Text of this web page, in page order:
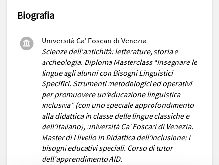
Biografia
Università Ca' Foscari di Venezia
Scienze dell'antichità: letterature, storia e
archeologia. Diploma Masterclass “Insegnare le
lingue agli alunni con Bisogni Linguistici
Specifici. Strumenti metodologici ed operativi
per promuovere un’educazione linguistica
inclusiva” (con uno speciale approfondimento
alla didattica in classe delle lingue classiche e
dell’italiano), università Ca’ Foscari di Venezia.
Master di I livello in Didattica dell’inclusione: i
bisogni educativi speciali. Corso di tutor
dell'apprendimento AID.